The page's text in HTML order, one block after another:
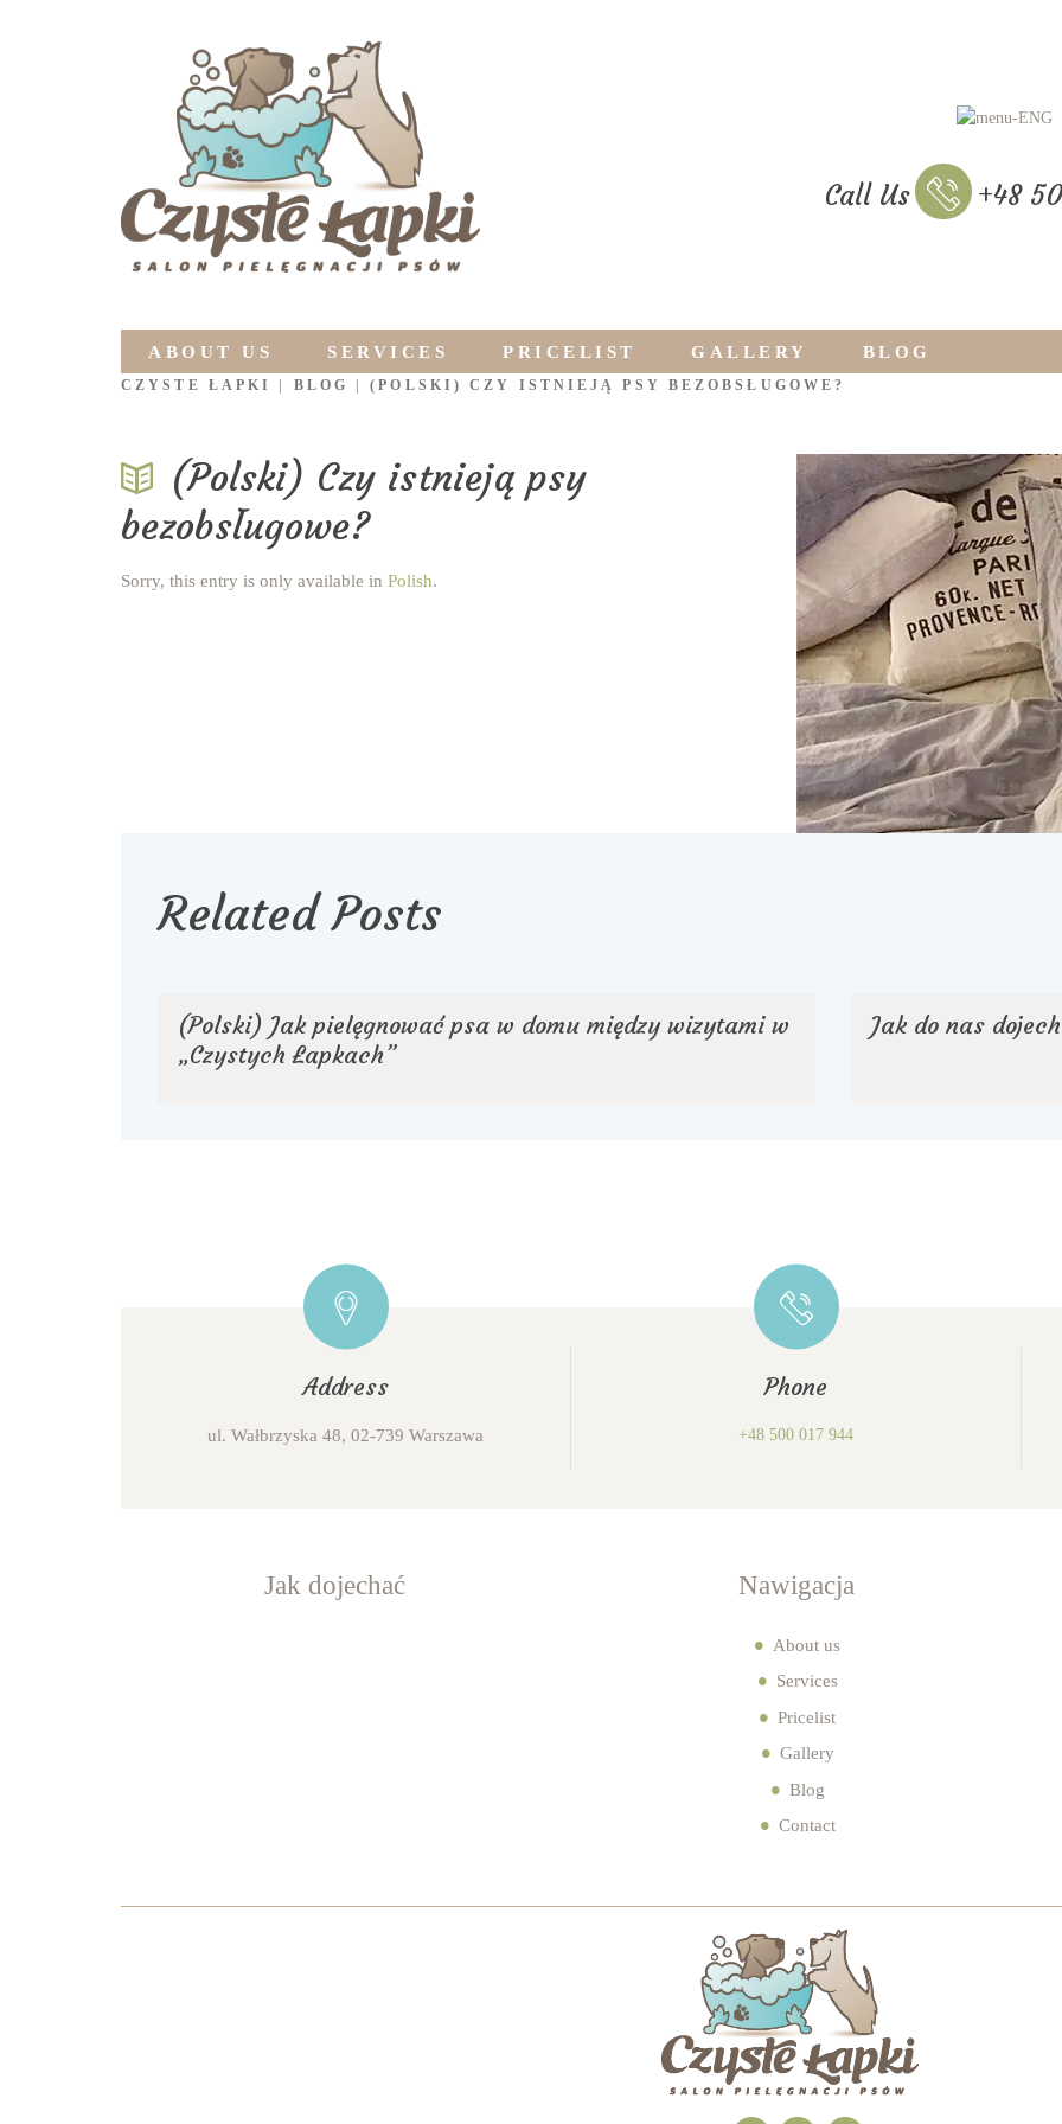
Call Us +48
ABOUT US SERVICES PRICELIST GALLERY BLOG
CZYSTE ŁAPKI | BLOG |(POLSKI) CZY ISTNIEJĄ PSY BEZOBSŁUGOWE?
(Polski) Czy istnieją psy
bezobsługowe?
Sorry, this entry is only available in Polish.
Related Posts
(Polski) Jak pielęgnować psa w domu między wizytami w
„Czystych Łapkach”
Jak do nas
Address
ul. Wałbrzyska 48, 02-739 Warszawa
Phone
+48 500 017 944
Jak dojechać Nawigacja
About us
Services
Pricelist
Gallery
Blog
Contact